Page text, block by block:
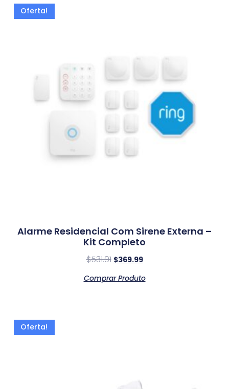
Oferta!
Alarme Residencial Com Sirene Externa –
Kit Completo
$531.91 $369.99
Comprar Produto
Oferta!